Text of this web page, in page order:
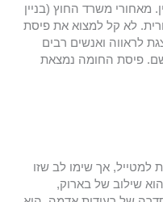
מאחורי משרד החוץ (בניין
לא קל למצוא את פיסת
לראווה ואנשים רבים
פיסת החומה נמצאת
אך שימו לב שזו
שילוב של בארוק,